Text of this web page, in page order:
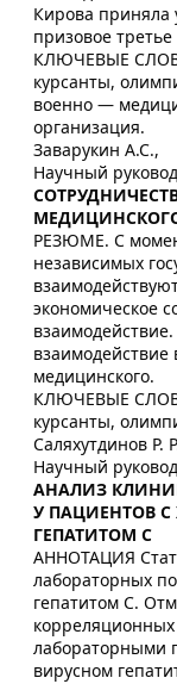
Кирова приняла
призовое третье
КЛЮЧЕВЫЕ
курсанты,
военно —
организация.
Заварукин А.С.,
Научный
РЕЗЮМЕ. С
независимых
экономическое
взаимодействие
медицинского.
КЛЮЧЕВЫЕ
курсанты,
Саляхутдинов Р.
Научный
АНАЛИЗ
У ПАЦИЕНТОВ
ГЕПАТИТОМ С
АННОТАЦИЯ
лабораторных
гепатитом C.
лабораторными
вирусном